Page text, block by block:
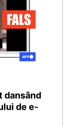
dansând
de e-